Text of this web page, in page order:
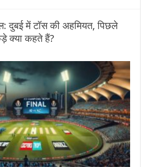
दुबई में टॉस की अहमियत, पिछले
क्या कहते हैं?